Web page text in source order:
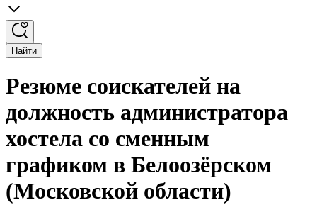
Найти
Резюме соискателей на
должность администратора
хостела со сменным
графиком в Белоозёрском
(Московской области)